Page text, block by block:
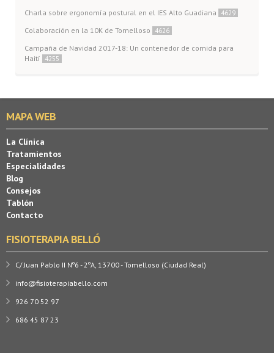
Charla sobre ergonomía postural en el IES Alto Guadiana 4629
Colaboración en la 10K de Tomelloso 4626
Campaña de Navidad 2017-18: Un contenedor de comida para
Haití
4255
MAPA WEB
La Clínica
Tratamientos
Especialidades
Blog
Consejos
Tablón
Contacto
FISIOTERAPIA BELLÓ
C/ Juan Pablo II Nº6 - 2ºA, 13700 - Tomelloso (Ciudad Real)
info@fisioterapiabello.com
926 70 52 97
686 45 87 23